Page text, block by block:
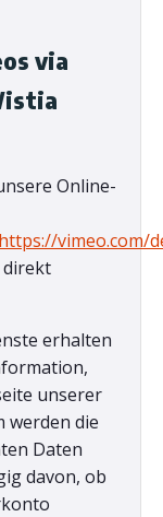
via
Online-
https://vimeo.com/
direkt
erhalten
unserer
werden die
Daten
davon, ob